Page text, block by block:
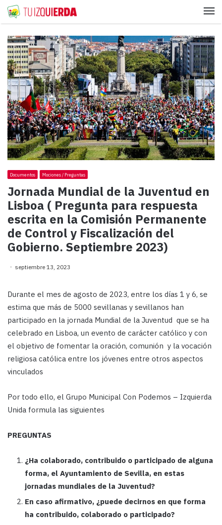
Documentos Mociones / Preguntas
Jornada Mundial de la Juventud en
Lisboa ( Pregunta para respuesta
escrita en la Comisión Permanente
de Control y Fiscalización del
Gobierno. Septiembre 2023)
septiembre 13, 2023
Durante el mes de agosto de 2023, entre los días 1 y 6, se
estima que más de 5000 sevillanas y sevillanos han
participado en la jornada Mundial de la Juventud que se ha
celebrado en Lisboa, un evento de carácter católico y con
el objetivo de fomentar la oración, comunión y la vocación
religiosa católica entre los jóvenes entre otros aspectos
vinculados
Por todo ello, el Grupo Municipal Con Podemos – Izquierda
Unida formula las siguientes
PREGUNTAS
¿Ha colaborado, contribuido o participado de alguna
forma, el Ayuntamiento de Sevilla, en estas
jornadas mundiales de la Juventud?
En caso afirmativo, ¿puede decirnos en que forma
ha contribuido, colaborado o participado?